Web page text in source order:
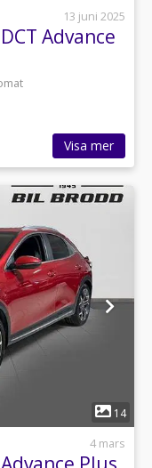
13 juni 2025
Advance
Visa mer
14
4 mars